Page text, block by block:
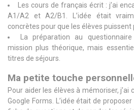
Les cours de français écrit : j’ai
A1/A2 et A2/B1. L’idée était
concrètes pour que les élèves puissent
La préparation au
mission plus théorique, mais
titres de séjours.
Ma petite touche
Pour aider les élèves à mémoriser, j’ai
Google Forms. L’idée était de